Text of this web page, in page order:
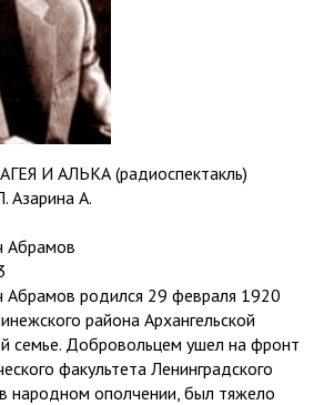
И АЛЬКА (радиоспектакль)
Азарина А.
Абрамов
родился 29 февраля 1920
района Архангельской
семье. Добровольцем ушел на фронт
факультета Ленинградского
народном ополчении, был тяжело